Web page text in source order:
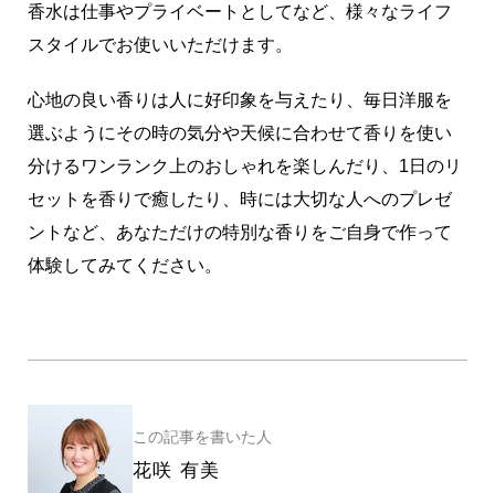
香水は仕事やプライベートとしてなど、様々なライフ
スタイルでお使いいただけます。
心地の良い香りは人に好印象を与えたり、毎日洋服を
選ぶようにその時の気分や天候に合わせて香りを使い
分けるワンランク上のおしゃれを楽しんだり、1日のリ
セットを香りで癒したり、時には大切な人へのプレゼ
ントなど、あなただけの特別な香りをご自身で作って
体験してみてください。
この記事を書いた人
花咲 有美